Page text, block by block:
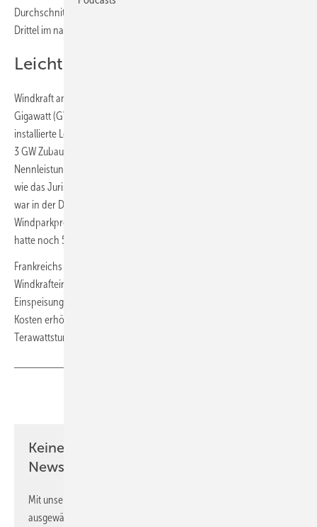
Durchschnittsalter von fast 40 Jahren. Atomstrom belegt etwa zwei
Drittel im nationalen Elektromix.
Leicht mehr für Wind und Sonne
Windkraft an Land erhält einen Ausbaupfad von jährlich im Schnitt 1,5
Gigawatt (GW), was das aktuelle Ausbautempo beibehält. Die
installierte Leistung würde von 24 auf 31 GW ansteigen. PV soll jährlich
3 GW Zubau erfahren – halb so viel wie zuletzt –, während die
Nennleistung sich von 30 auf 48 GW erhöhen wird. Marktbeobachter
wie das Juristenbüro Sterr Kölln hören dennoch Aufatmen. Zeitweise
war in der Debatte von einem Moratorium die Rede, das
Windparkprojekte hätte stoppen sollen. Die März-Entwurfsfassung
hatte noch 54 GW PV und 33 GW Wind an Land genannt.
Frankreichs Kernkraft hat ein Problem bei hoher PV- oder
Windkrafteinspeisung. Weil die unflexiblen Meiler dann stark die
Einspeisung reduzieren müssen, schadet das ihrer Technik, was die
Kosten erhöht. Und die Abregelung nimmt zu: 2025 betrug sie 33
Terawattstunden (TWh) nach 15 TWh sechs Jahre zuvor.
Keine Zeit? Kein Problem mit dem ERE
Newsletter!
Mit unserem Newsletter erhalten Sie regelmäßig von uns
ausgewählte Informationen und Neuigkeiten, gebündelt und